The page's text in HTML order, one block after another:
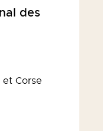
des
et Corse